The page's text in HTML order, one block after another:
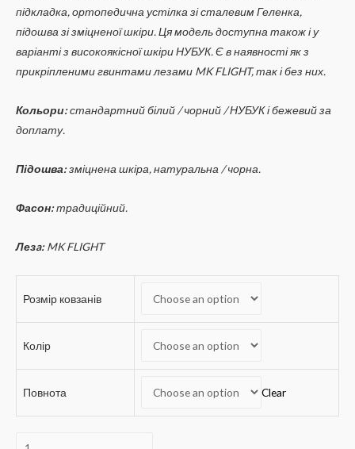
підкладка, ортопедична устілка зі сталевим Геленка,
підошва зі зміцненої шкіри. Ця модель доступна також і у
варіанті з високоякісної шкіри НУБУК. Є в наявності як з
прикріпленими гвинтами лезами MK FLIGHT, так і без них.
Кольори:стандартний білий / чорний / НУБУК і бежевий за
доплату.
Підошва:зміцнена шкіра, натуральна / чорна.
Фасон:традиційний.
Лезa:MK FLIGHT
Розмір ковзанів
Колір
Повнота Clear
WIFA